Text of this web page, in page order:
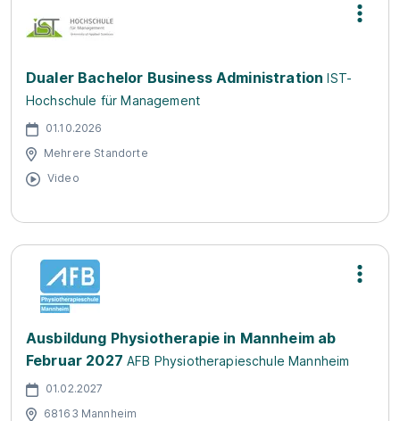
Dualer Bachelor Business Administration IST-
Hochschule für Management
01.10.2026
Mehrere Standorte
Video
Ausbildung Physiotherapie in Mannheim ab
Februar 2027 AFB Physiotherapieschule Mannheim
01.02.2027
68163 Mannheim